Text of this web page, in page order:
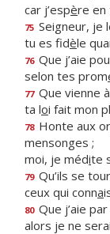
car j’espère en
75 Seigneur, je
tu es fidèle
76 Que j’aie
selon tes prom
77 Que vienne
ta loi fait mon
78 Honte aux
mensonges ;
moi, je médite
79 Qu’ils se
ceux qui conna
80 Que j’aie
alors je ne